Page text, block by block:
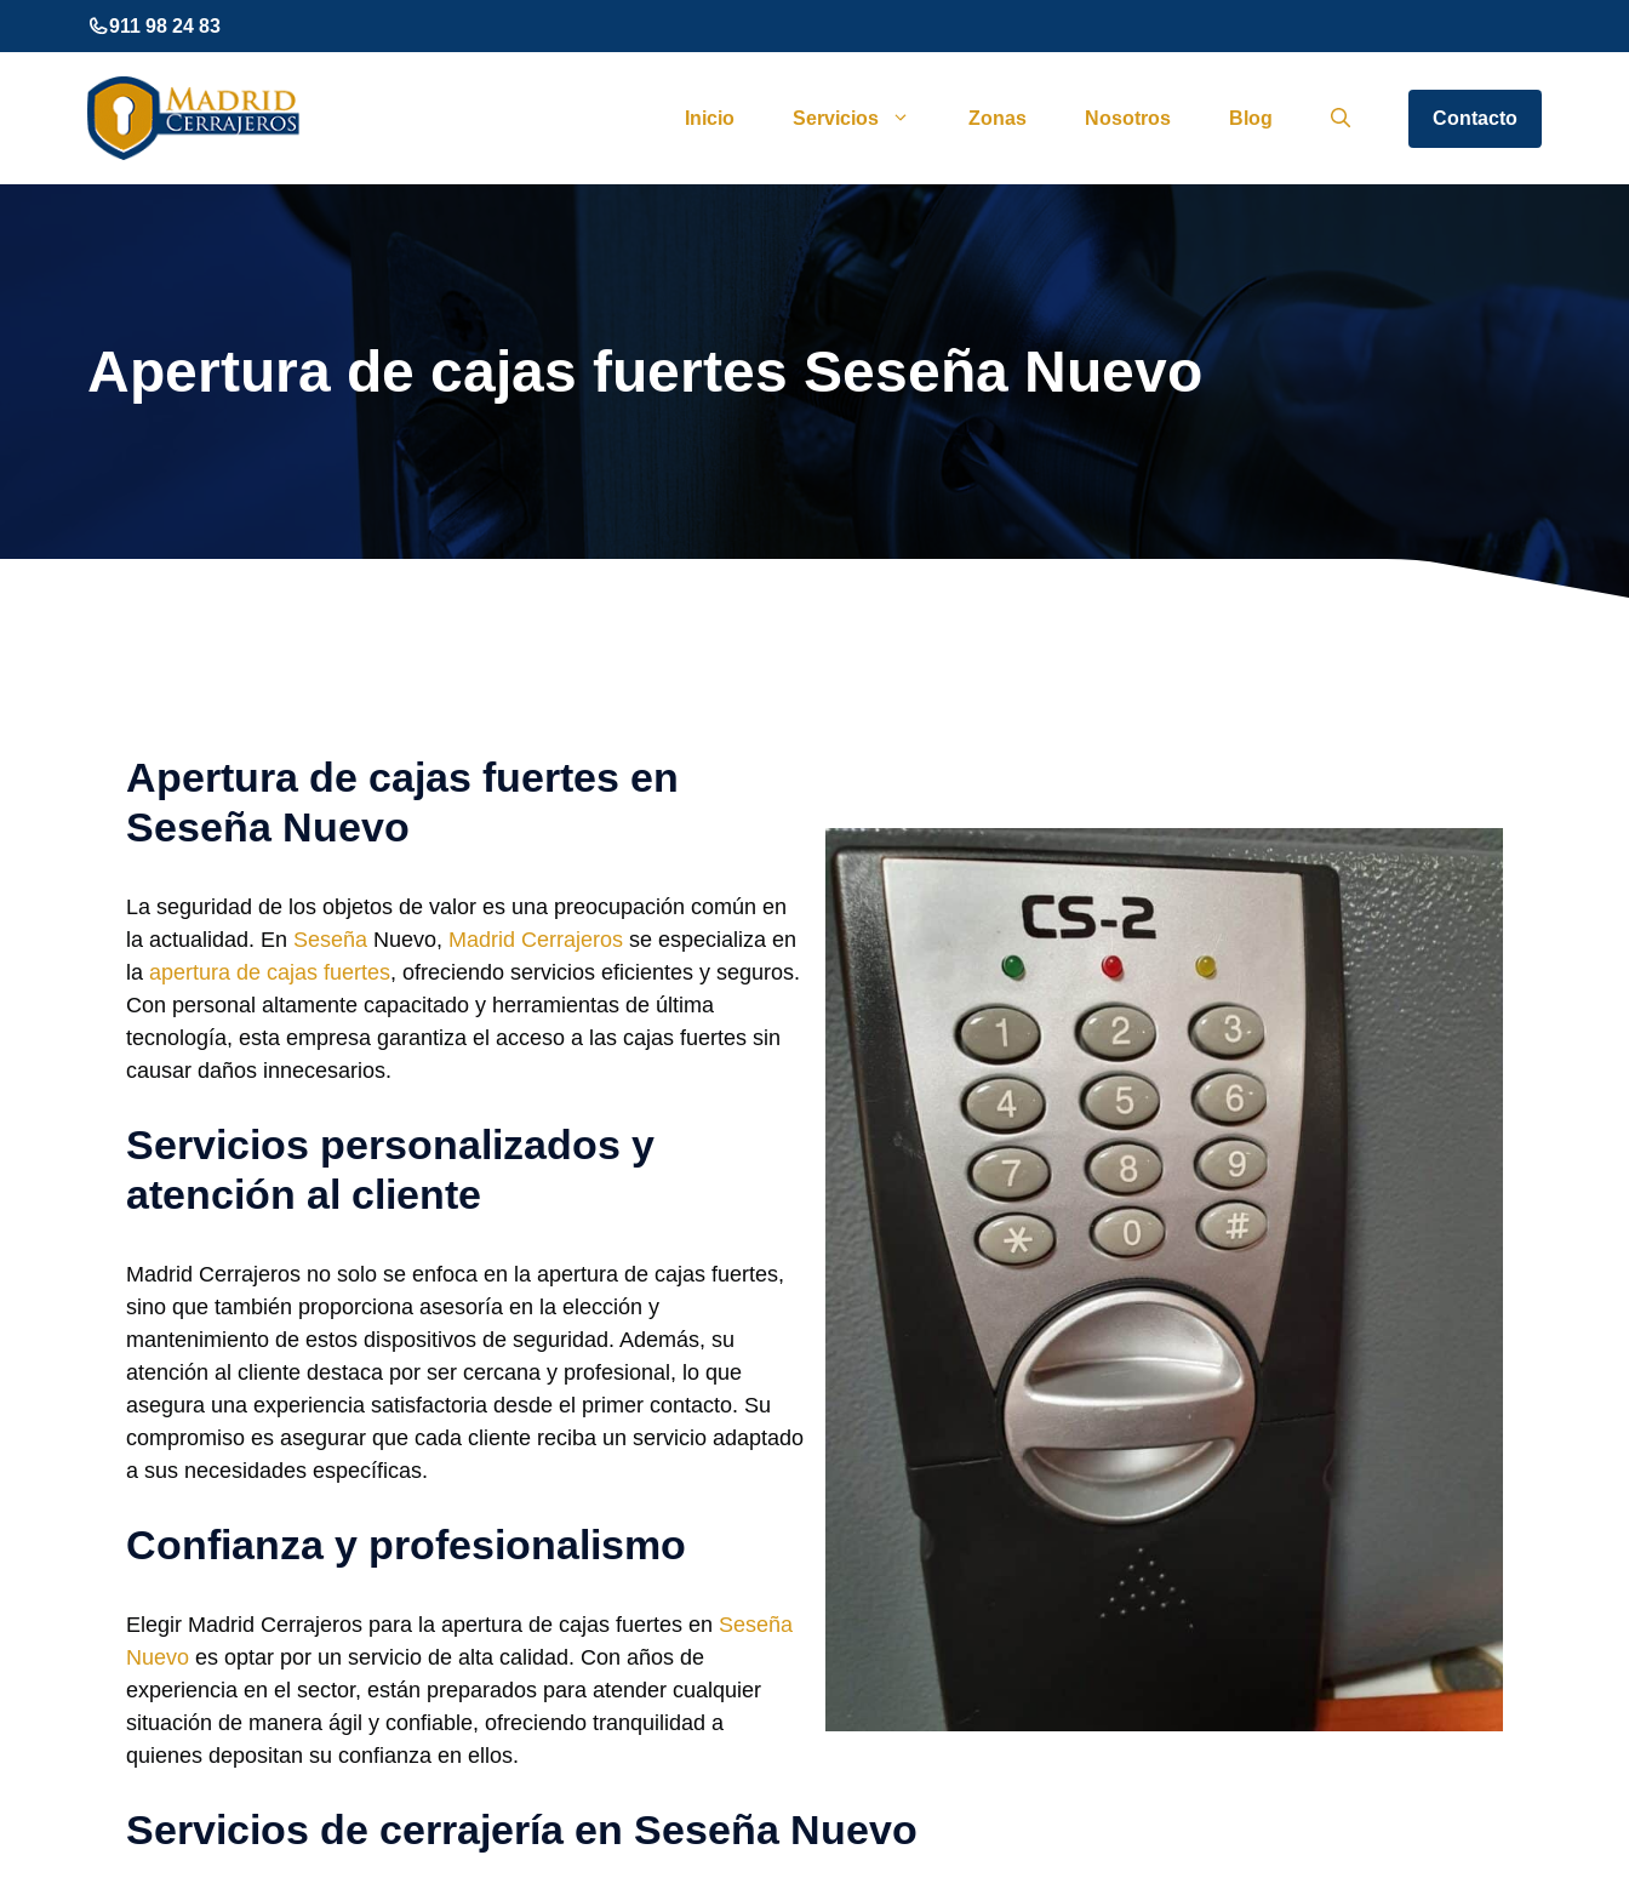
al
911 98 24 83
Inicio Servicios Zonas Nosotros Blog Contacto
Apertura de cajas fuertes Seseña Nuevo
Apertura de cajas fuertes en
Seseña Nuevo
La seguridad de los objetos de valor es una preocupación común en
la actualidad. En Seseña Nuevo, Madrid Cerrajeros se especializa en
la apertura de cajas fuertes, ofreciendo servicios eficientes y seguros.
Con personal altamente capacitado y herramientas de última
tecnología, esta empresa garantiza el acceso a las cajas fuertes sin
causar daños innecesarios.
Servicios personalizados y
atención al cliente
Madrid Cerrajeros no solo se enfoca en la apertura de cajas fuertes,
sino que también proporciona asesoría en la elección y
mantenimiento de estos dispositivos de seguridad. Además, su
atención al cliente destaca por ser cercana y profesional, lo que
asegura una experiencia satisfactoria desde el primer contacto. Su
compromiso es asegurar que cada cliente reciba un servicio adaptado
a sus necesidades específicas.
Confianza y profesionalismo
Elegir Madrid Cerrajeros para la apertura de cajas fuertes en Seseña
Nuevo es optar por un servicio de alta calidad. Con años de
experiencia en el sector, están preparados para atender cualquier
situación de manera ágil y confiable, ofreciendo tranquilidad a
quienes depositan su confianza en ellos.
Servicios de cerrajería en Seseña Nuevo